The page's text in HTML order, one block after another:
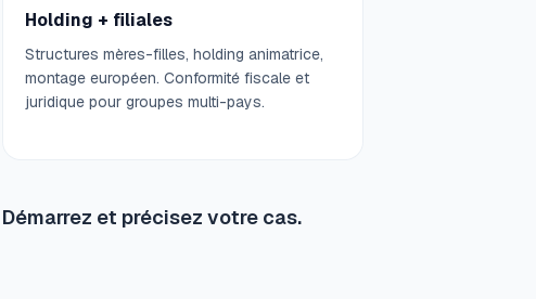
Holding + filiales
Structures mères-filles, holding animatrice,
montage européen. Conformité fiscale et
juridique pour groupes multi-pays.
et précisez votre cas.